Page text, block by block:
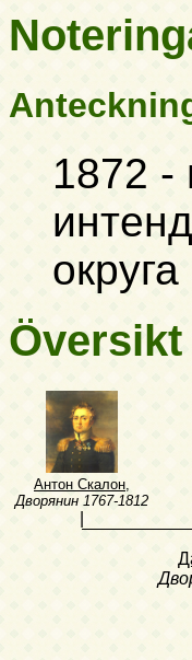
1872 -
округа
Антон Скалон
Дворянин 1767-1812